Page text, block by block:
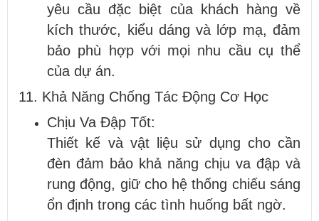
yêu cầu đặc biệt của khách hàng về
kích thước, kiểu dáng và lớp mạ, đảm
bảo phù hợp với mọi nhu cầu cụ thể
của dự án.
11. Khả Năng Chống Tác Động Cơ Học
Chịu Va Đập Tốt:
Thiết kế và vật liệu sử dụng cho cần
đèn đảm bảo khả năng chịu va đập và
rung động, giữ cho hệ thống chiếu sáng
ổn định trong các tình huống bất ngờ.